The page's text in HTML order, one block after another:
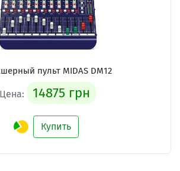
пульт MIDAS DM12
Цена: 14875 грн
Купить